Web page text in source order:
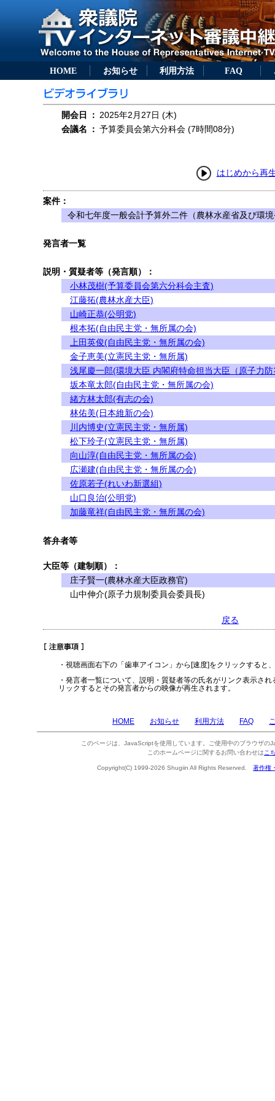
HOME お知らせ 利用方法 FAQ
開会日 ： 2025年2月27日 (木)
会議名
： 予算委員会第六分科会 (7時間08分)
はじめから再
案件：
令和七年度一般会計予算外二件（農林水産省及び環
発言者一覧
説明・質疑者等（発言順）：
小林茂樹(予算委員会第六分科会主査)
江藤拓(農林水産大臣)
山崎正恭(公明党)
根本拓(自由民主党・無所属の会)
上田英俊(自由民主党・無所属の会)
金子恵美(立憲民主党・無所属)
浅尾慶一郎(環境大臣 内閣府特命担当大臣（原子力
坂本竜太郎(自由民主党・無所属の会)
緒方林太郎(有志の会)
林佑美(日本維新の会)
川内博史(立憲民主党・無所属)
松下玲子(立憲民主党・無所属)
向山淳(自由民主党・無所属の会)
広瀬建(自由民主党・無所属の会)
佐原若子(れいわ新選組)
山口良治(公明党)
加藤竜祥(自由民主党・無所属の会)
答弁者等
大臣等（建制順）：
庄子賢一(農林水産大臣政務官)
山中伸介(原子力規制委員会委員長)
戻る
・視聴画面右下の「歯車アイコン」から[速度]をクリックすると
・発言者一覧について、説明・質疑者等の氏名がリンク表示さ
リックするとその発言者からの映像が再生されます。
HOME お知らせ 利用方法 FAQ
このページは、JavaScriptを使用しています。ご使用中のブラウザの
このホームページに関するお問い合わせは こ
Copyright(C) 1999-2026 Shugiin All Rights Reserved. 著作権